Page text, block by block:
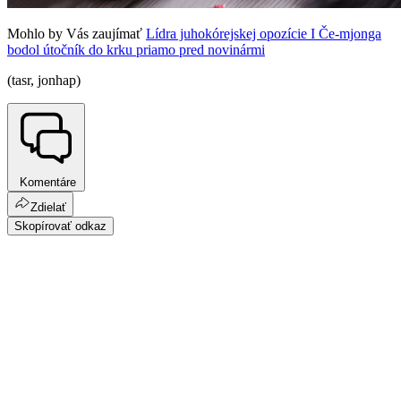
Mohlo by Vás zaujímať Lídra juhokórejskej opozície I Če-mjonga
bodol útočník do krku priamo pred novinármi
(tasr, jonhap)
Komentáre
Zdielať
Skopírovať odkaz